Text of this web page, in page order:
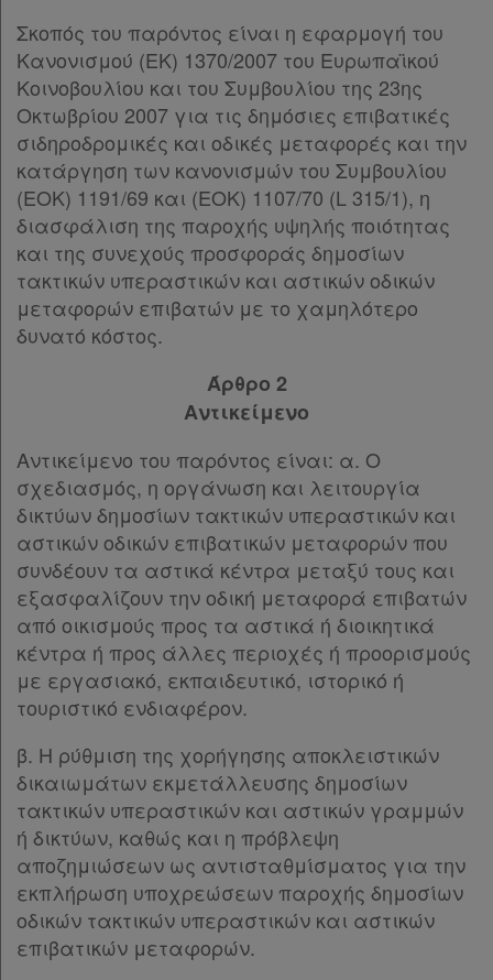
Σκοπός του παρόντος είναι η εφαρμογή του
Κανονισμού (ΕΚ) 1370/2007 του Ευρωπαϊκού
Κοινοβουλίου και του Συμβουλίου της 23ης
Οκτωβρίου 2007 για τις δημόσιες επιβατικές
σιδηροδρομικές και οδικές μεταφορές και την
κατάργηση των κανονισμών του Συμβουλίου
(ΕΟΚ) 1191/69 και (ΕΟΚ) 1107/70 (L 315/1), η
διασφάλιση της παροχής υψηλής ποιότητας
και της συνεχούς προσφοράς δημοσίων
τακτικών υπεραστικών και αστικών οδικών
μεταφορών επιβατών με το χαμηλότερο
δυνατό κόστος.
Άρθρο 2
Αντικείμενο
Αντικείμενο του παρόντος είναι: α. Ο
σχεδιασμός, η οργάνωση και λειτουργία
δικτύων δημοσίων τακτικών υπεραστικών και
αστικών οδικών επιβατικών μεταφορών που
συνδέουν τα αστικά κέντρα μεταξύ τους και
εξασφαλίζουν την οδική μεταφορά επιβατών
από οικισμούς προς τα αστικά ή διοικητικά
κέντρα ή προς άλλες περιοχές ή προορισμούς
με εργασιακό, εκπαιδευτικό, ιστορικό ή
τουριστικό ενδιαφέρον.
β. Η ρύθμιση της χορήγησης αποκλειστικών
δικαιωμάτων εκμετάλλευσης δημοσίων
τακτικών υπεραστικών και αστικών γραμμών
ή δικτύων, καθώς και η πρόβλεψη
αποζημιώσεων ως αντισταθμίσματος για την
εκπλήρωση υποχρεώσεων παροχής δημοσίων
οδικών τακτικών υπεραστικών και αστικών
επιβατικών μεταφορών.